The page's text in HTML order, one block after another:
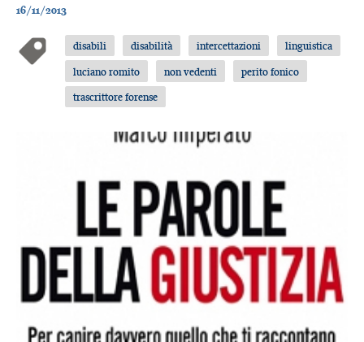
16/11/2013
disabili disabilità intercettazioni
linguistica
luciano romito
non vedenti
perito fonico
trascrittore forense